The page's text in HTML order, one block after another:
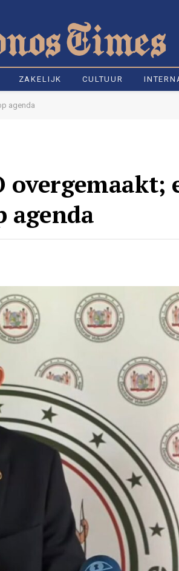
ZAKELIJK CULTUUR
agenda
agenda